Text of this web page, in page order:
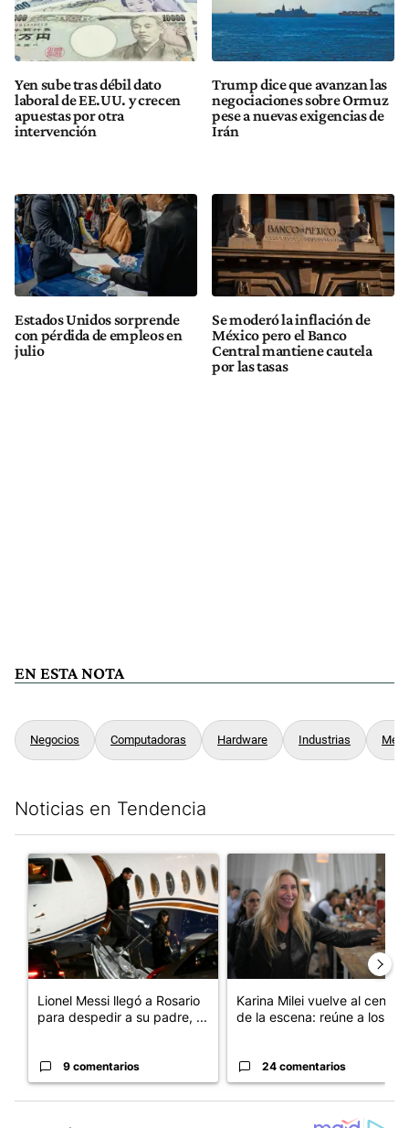
Yen sube tras débil dato
laboral de EE.UU. y crecen
apuestas por otra
intervención
Trump dice que avanzan las
negociaciones sobre Ormuz
pese a nuevas exigencias de
Irán
Estados Unidos sorprende
con pérdida de empleos en
julio
Se moderó la inflación de
México pero el Banco
Central mantiene cautela
por las tasas
EN ESTA NOTA
Negocios Computadoras Hardware Industrias
Noticias en Tendencia
Un artículo de tendencia con el título "Lionel Messi llegó a
Lionel Messi llegó a Rosario
para despedir a su padre, ...
9 comentarios
Un artículo de tendencia
Karina Milei vuelve al centro
de la escena: reúne a los...
24 comentarios